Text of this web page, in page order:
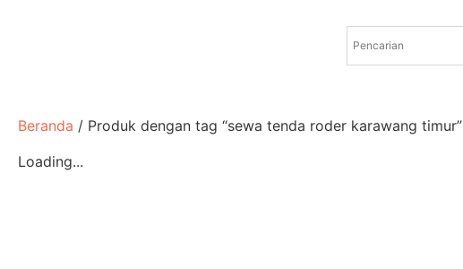
Beranda / Produk dengan tag “sewa tenda roder karawang timur”
Loading...